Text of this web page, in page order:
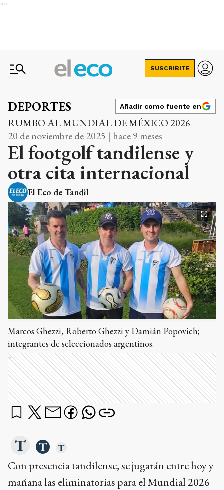
Ads
SUSCRIBITE
DEPORTES Añadir como fuente en
RUMBO AL MUNDIAL DE MÉXICO 2026
20 de noviembre de 2025 | hace 9 meses
El footgolf tandilense y
otra cita internacional
El Eco de Tandil
Marcos Ghezzi, Roberto Ghezzi y Damián Popovich;
integrantes de seleccionados argentinos.
Ads
Con presencia tandilense, se jugarán entre hoy y
mañana las eliminatorias para el Mundial 2026